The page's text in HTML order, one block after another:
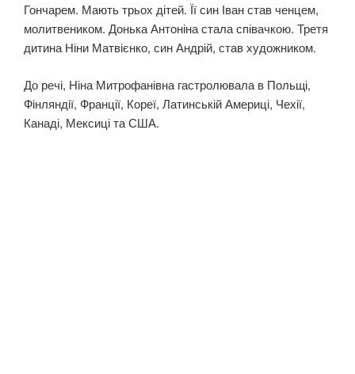
Гончарем. Мають трьох дітей. Її син Іван став ченцем,
молитвеником. Донька Антоніна стала співачкою. Третя
дитина Ніни Матвієнко, син Андрій, став художником.
До речі, Ніна Митрофанівна гастролювала в Польщі,
Фінляндії, Франції, Кореї, Латинській Америці, Чехії,
Канаді, Мексиці та США.